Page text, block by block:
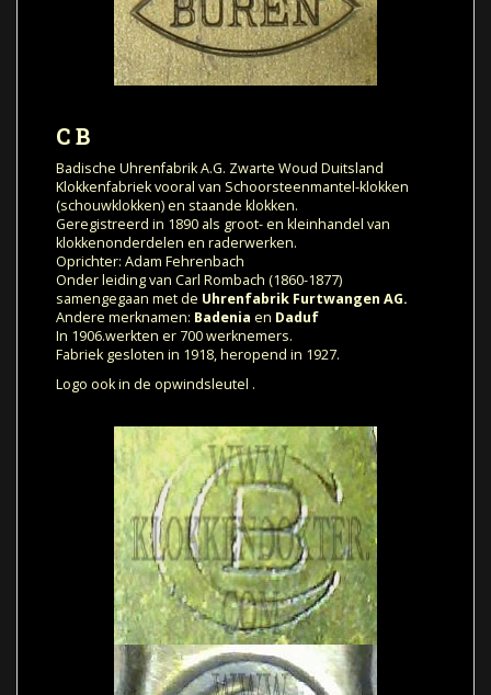
C B
Badische Uhrenfabrik A.G. Zwarte Woud Duitsland
Klokkenfabriek vooral van Schoorsteenmantel-klokken
(schouwklokken) en staande klokken.
Geregistreerd in 1890 als groot- en kleinhandel van
klokkenonderdelen en raderwerken.
Oprichter: Adam Fehrenbach
Onder leiding van Carl Rombach (1860-1877)
samengegaan met de Uhrenfabrik Furtwangen AG.
Andere merknamen: Badenia en Daduf
In 1906.werkten er 700 werknemers.
Fabriek gesloten in 1918, heropend in 1927.
Logo ook in de opwindsleutel .